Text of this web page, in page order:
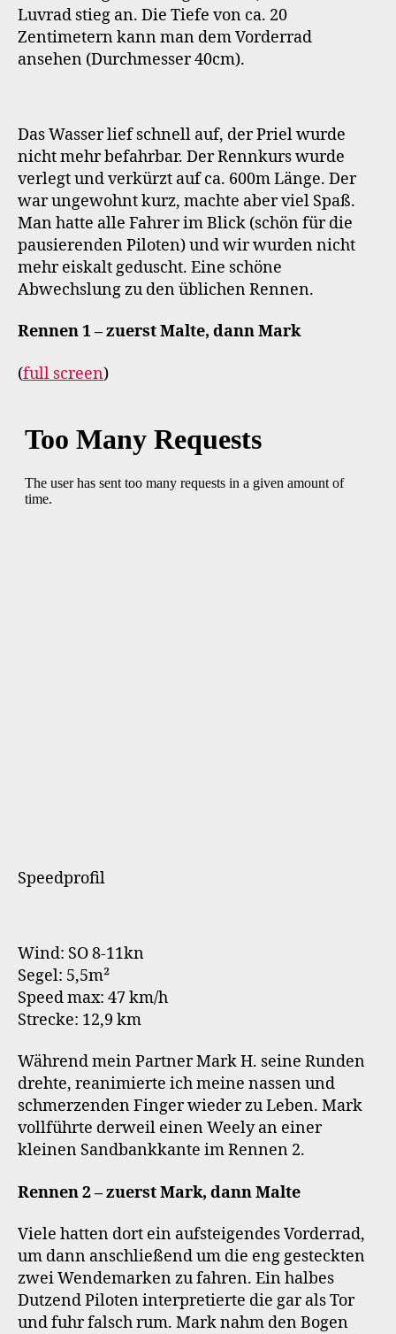
Luvrad stieg an. Die Tiefe von ca. 20
Zentimetern kann man dem Vorderrad
ansehen (Durchmesser 40cm).
Das Wasser lief schnell auf, der Priel wurde
nicht mehr befahrbar. Der Rennkurs wurde
verlegt und verkürzt auf ca. 600m Länge. Der
war ungewohnt kurz, machte aber viel Spaß.
Man hatte alle Fahrer im Blick (schön für die
pausierenden Piloten) und wir wurden nicht
mehr eiskalt geduscht. Eine schöne
Abwechslung zu den üblichen Rennen.
Rennen 1 – zuerst Malte, dann Mark
(full screen)
Speedprofil
Wind: SO 8-11kn
Segel: 5,5m²
Speed max: 47 km/h
Strecke: 12,9 km
Während mein Partner Mark H. seine Runden
drehte, reanimierte ich meine nassen und
schmerzenden Finger wieder zu Leben. Mark
vollführte derweil einen Weely an einer
kleinen Sandbankkante im Rennen 2.
Rennen 2 – zuerst Mark, dann Malte
Viele hatten dort ein aufsteigendes Vorderrad,
um dann anschließend um die eng gesteckten
zwei Wendemarken zu fahren. Ein halbes
Dutzend Piloten interpretierte die gar als Tor
und fuhr falsch rum. Mark nahm den Bogen